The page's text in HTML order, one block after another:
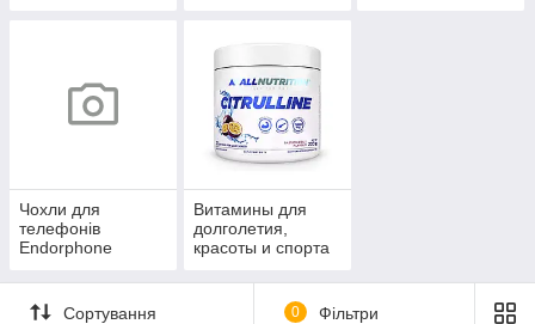
Чохли для
телефонів
Endorphone
Витамины для
долголетия,
красоты и спорта
Сортування 0 Фільтри